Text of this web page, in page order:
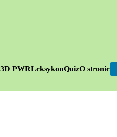
3D PWRLeksykonQuizO stronie